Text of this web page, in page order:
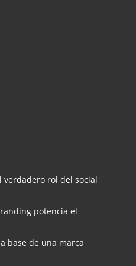
verdadero rol del social
potencia el
base de una marca